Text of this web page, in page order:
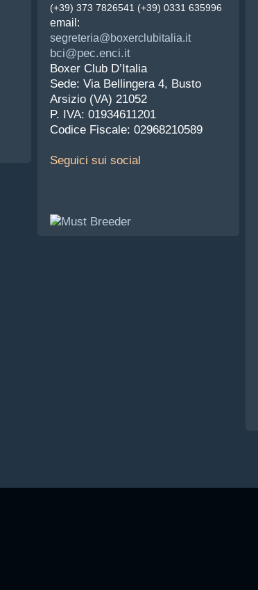
(+39) 373 7826541 (+39) 0331 635996
email:
segreteria@boxerclubitalia.it
bci@pec.enci.it
Boxer Club D’Italia
Sede: Via Bellingera 4, Busto
Arsizio (VA) 21052
P. IVA: 01934611201
Codice Fiscale: 02968210589
Seguici sui social